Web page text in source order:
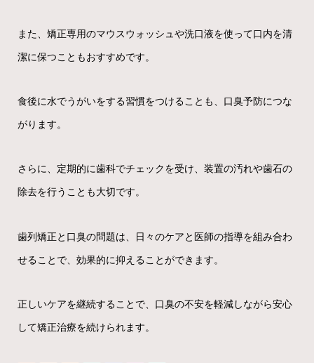
また、矯正専用のマウスウォッシュや洗口液を使って口内を清
潔に保つこともおすすめです。
食後に水でうがいをする習慣をつけることも、口臭予防につな
がります。
さらに、定期的に歯科でチェックを受け、装置の汚れや歯石の
除去を行うことも大切です。
歯列矯正と口臭の問題は、日々のケアと医師の指導を組み合わ
せることで、効果的に抑えることができます。
正しいケアを継続することで、口臭の不安を軽減しながら安心
して矯正治療を続けられます。